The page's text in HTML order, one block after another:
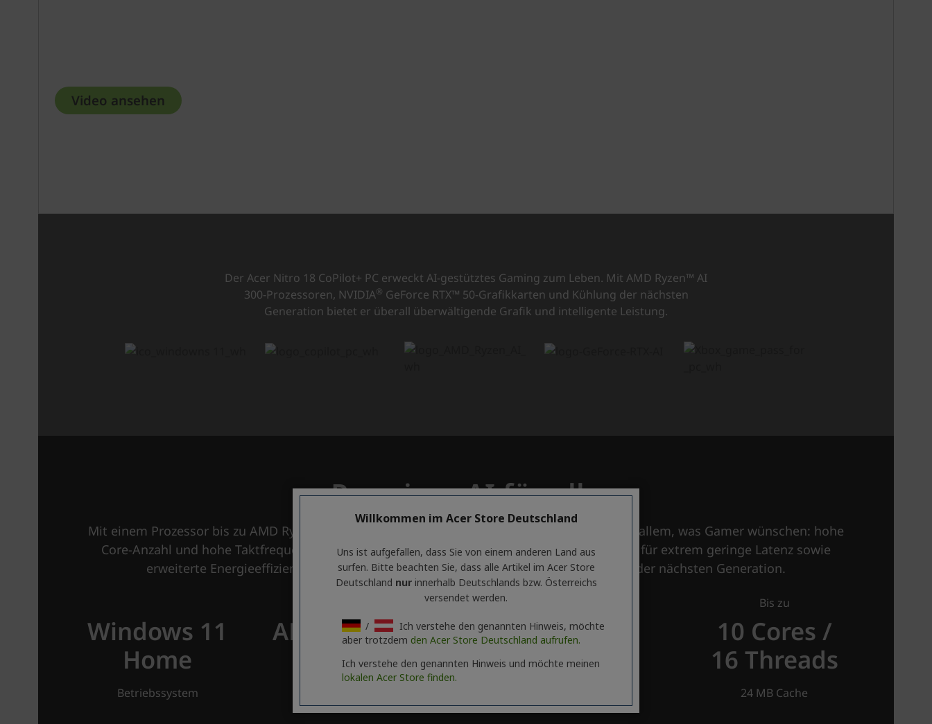
Willkommen im Acer Store Deutschland
Uns ist aufgefallen, dass Sie von einem anderen Land aus
surfen. Bitte beachten Sie, dass alle Artikel im Acer Store
Deutschland nurinnerhalb Deutschlands bzw. Österreichs
versendet werden.
/
Ich verstehe den genannten Hinweis, möchte
aber trotzdem den Acer Store Deutschland aufrufen.
Ich verstehe den genannten Hinweis und möchte meinen
lokalen Acer Store finden.